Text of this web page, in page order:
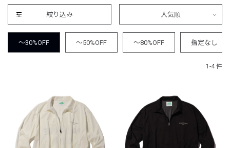
絞り込み 人気順
～30%OFF ～50%OFF ～80%OFF 指定なし
1-4 件